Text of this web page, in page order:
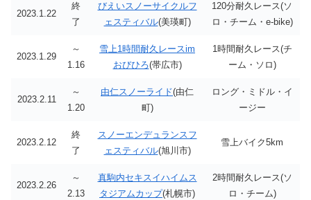
2023.1.22
終
了
びえいスノーサイクルフ
ェスティバル(美瑛町)
120分耐久レース(ソ
ロ・チーム・e-bike)
2023.1.29
～
1.16
雪上1時間耐久レースim
おびひろ(帯広市)
1時間耐久レース(チ
ーム・ソロ)
2023.2.11
～
1.20
由仁スノーライド(由仁
町)
ロング・ミドル・イ
ージー
2023.2.12
終
了
スノーエンデュランスフ
ェスティバル(旭川市)
雪上バイク5km
2023.2.26
～
2.13
真駒内セキスイハイムス
タジアムカップ(札幌市)
2時間耐久レース(ソ
ロ・チーム)